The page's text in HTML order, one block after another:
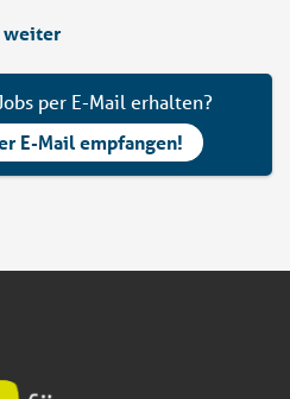
weiter
per E-Mail erhalten?
E-Mail empfangen!